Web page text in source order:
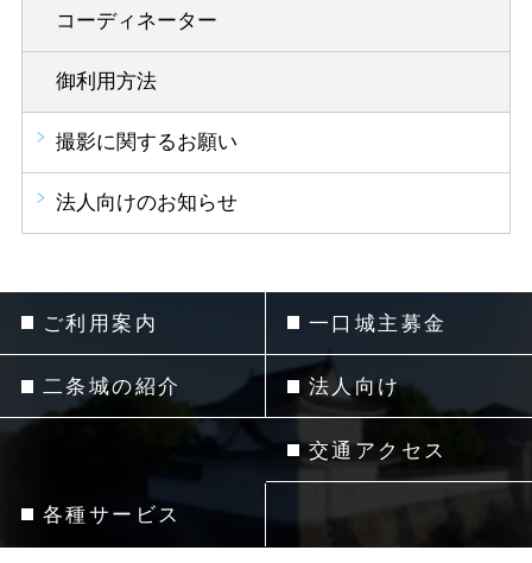
コーディネーター
御利用方法
撮影に関するお願い
法人向けのお知らせ
ご利用案内
二条城の紹介
各種サービス
一口城主募金
法人向け
交通アクセス